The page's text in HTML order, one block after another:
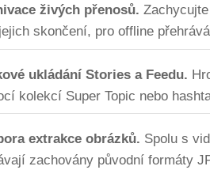
živých přenosů.
skončení, pro offline
ukládání Stories a Feedu.
kolekcí Super Topic nebo
extrakce obrázků. Spolu s
zachovány původní formáty